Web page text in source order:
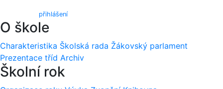
přihlášení)
O škole
Charakteristika Školská rada Žákovský parlament
Prezentace tříd Archiv
Školní rok